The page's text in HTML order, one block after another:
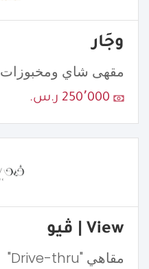
وجَار
مقهى شاي ومخبوزات
250٬000 ر.س.
View | ڤيو
مقاهي "Drive-thru"